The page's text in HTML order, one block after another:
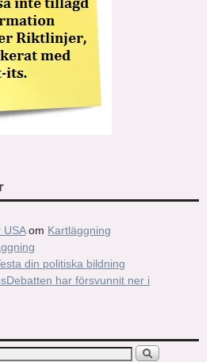
USAom Kartläggning
din politiska bildning
har försvunnit ner i